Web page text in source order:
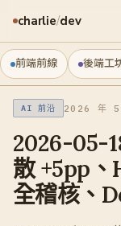
charlie/dev
前端前線 後端工
AI 前沿 2026 年
2026-05-
散 +5pp
全稽核、